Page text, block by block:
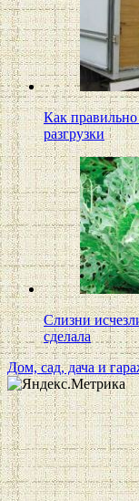
Как правильно
разгрузки
Слизни
сделала
Дом, сад, дача и